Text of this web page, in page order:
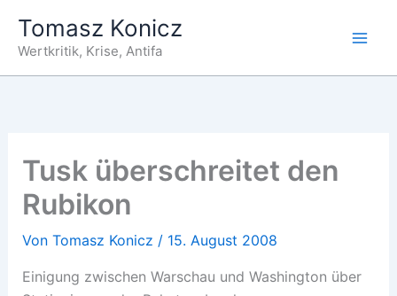
Inhalt
springen
Tomasz Konicz
Wertkritik, Krise, Antifa
Tusk überschreitet den
Rubikon
Von Tomasz Konicz / 15. August 2008
Einigung zwischen Warschau und Washington über